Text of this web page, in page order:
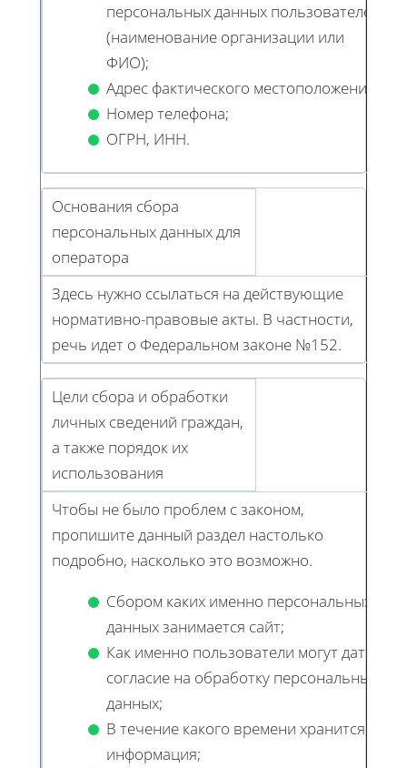
персональных данных пользователей
(наименование организации или
ФИО);
Адрес фактического местоположения;
Номер телефона;
ОГРН, ИНН.
Основания сбора
персональных данных для
оператора
Здесь нужно ссылаться на действующие
нормативно-правовые акты. В частности,
речь идет о Федеральном законе №152.
Цели сбора и обработки
личных сведений граждан,
а также порядок их
использования
Чтобы не было проблем с законом,
пропишите данный раздел настолько
подробно, насколько это возможно.
Сбором каких именно персональных
данных занимается сайт;
Как именно пользователи могут дать
согласие на обработку персональных
данных;
В течение какого времени хранится
информация;